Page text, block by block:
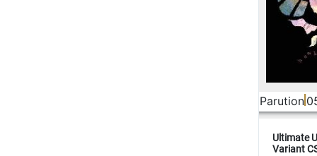
Parution
Ultimate
Variant